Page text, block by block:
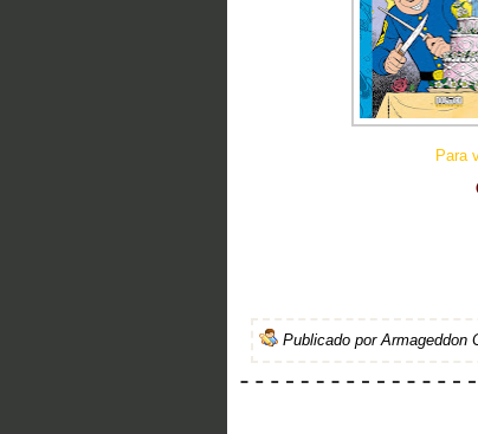
Para
Publicado porArmageddon